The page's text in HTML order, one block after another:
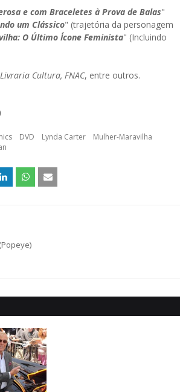
e com Braceletes à Prova de Balas"
um Clássico" (trajetória da personagem
O Último Ícone Feminista" (Incluindo
Cultura, FNAC, entre outros.
DVD Lynda Carter
Mulher-Maravilha